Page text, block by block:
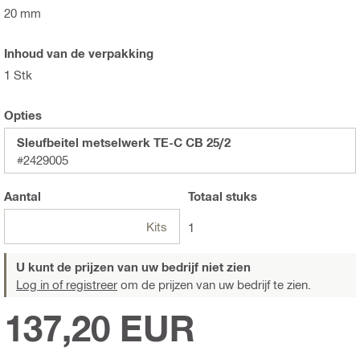
20 mm
Inhoud van de verpakking
1 Stk
Opties
Sleufbeitel metselwerk TE-C CB 25/2
#2429005
Aantal
Kits
Totaal stuks
1
U kunt de prijzen van uw bedrijf niet zien
Log in of registreer om de prijzen van uw bedrijf te zien.
137,20 EUR